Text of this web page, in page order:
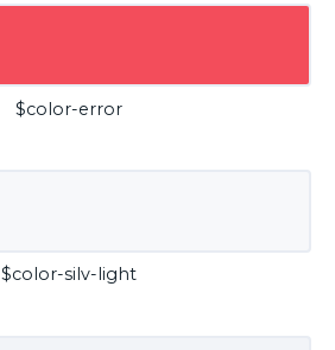
$color-error
$color-silv-light